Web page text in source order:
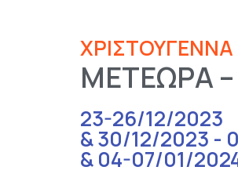
ΜΕΤΕΩΡΑ –
23-26/12/2023
& 30/12/2023 -
& 04-07/01/